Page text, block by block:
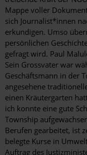
Mappe voller
sich Journalist*innen
erkundigen. Umso
persönlichen
gefragt wird. Paul
Sein Grossvater war
Geschäftsmann in der
angesehene
einen Kräutergarten
ich konnte eine gute
Township
Berufen gearbeitet, ist
belegte Kurse in
Auftrag des